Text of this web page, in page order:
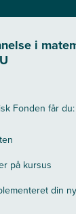
i
Fonden får du:
på kursus
din